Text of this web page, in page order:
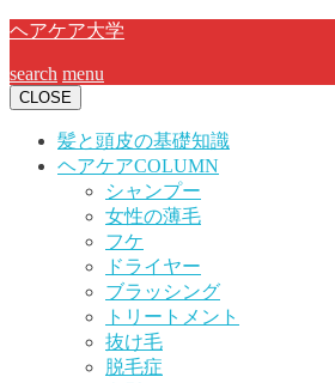
ヘアケア大学
search menu
CLOSE
髪と頭皮の基礎知識
ヘアケアCOLUMN
シャンプー
女性の薄毛
フケ
ドライヤー
ブラッシング
トリートメント
抜け毛
脱毛症